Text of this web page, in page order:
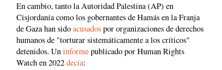
En cambio, tanto la Autoridad Palestina (AP) en
Cisjordania como los gobernantes de Hamás en la Franja
de Gaza han sidoacusadospor organizaciones de derechos
humanos de "torturar sistemáticamente a los críticos"
detenidos. Uninformepublicado por Human Rights
Watch en 2022decía: